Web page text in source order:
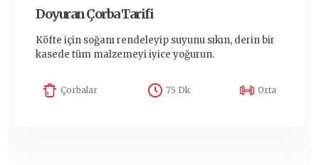
Doyuran Çorba Tarifi
Köfte için soğanı rendeleyip suyunu sıkın, derin bir
kasede tüm malzemeyi iyice yoğurun.
Çorbalar 75 Dk Orta